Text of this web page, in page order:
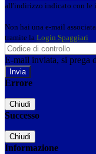
all'indirizzo indicato con le
Non hai una e-mail
tramite la Login Spaggiari
E-mail inviata, si prega
Errore
Chiudi
Successo
Chiudi
Informazione